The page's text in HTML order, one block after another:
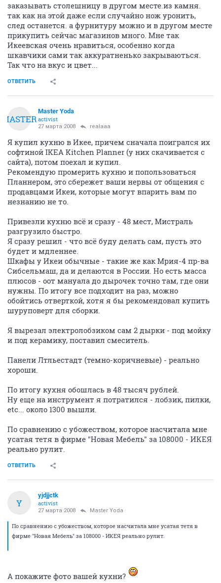
заказывать столешницу в другом месте.из камня.
так как на этой даже если случайно нож уронить,
след останется. а фурнитуру можно и в другом месте
прикупить сейчас магазинов много. Мне так
Икеевская очень нравиться, особенно когда
шкавчики сами так аккуратненько закрываються.
Так что на вкус и цвет...
ОТВЕТИТЬ
MASTER
Master Yoda
activist
27 марта 2008 realaaa
Я купил кухню в Икее, причем сначала поигрался их
софтиной IKEA Kitchen Planner (у них скачивается с
сайта), потом поехал и купил.
Рекомендую промерить кухню и попользоваться
Планнером, это сбережет ваши нервы от общения с
продавцами Икеи, которые могут впарить вам по
незнанию не то.
Привезли кухню всё и сразу - 48 мест, Мистраль
разгрузило быстро.
Я сразу решил - что всё буду делать сам, пусть это
будет и мдленнее.
Шкафы у Икеи обычные - такие же как Мрия-4 пр-ва
Сибсельмаш, да и делаются в России. Но есть масса
плюсов - оот мануала до дырочек точно там, где они
нужны. По итогу все подходит на раз, можно
обойтись отверткой, хотя я бы рекомендовал купить
шуруповерт для сборки.
Я вырезал электролобзиком сам 2 дырки - под мойку
и под керамику, поставил смеситель.
Панели Лтльестадт (темно-коричневые) - реально
хороши.
По итогу кухня обошлась в 48 тысяч рублей.
Ну еще на инструмент я потратился - лобзик, пилки,
etc... около 1300 вышли.
По сравнению с убожеством, которое насчитала мне
усатая тетя в фирме "Новая Мебель" за 108000 - ИКЕЯ
реально рулит.
ОТВЕТИТЬ
Y
yjdjjctk
activist
27 марта 2008 Master Yoda
По сравнению с убожеством, которое насчитала мне усатая тетя в
фирме "Новая Мебель" за 108000 - ИКЕЯ реально рулит.
А покажите фото вашей кухни?